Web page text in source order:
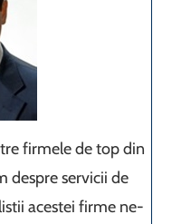
firmele de top din
despre servicii de
acestei firme ne-